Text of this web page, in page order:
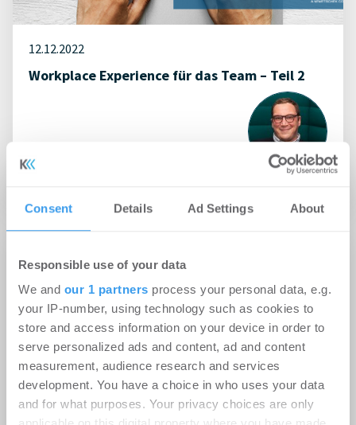
Consent Details Ad Settings About
Responsible use of your data
We and our 1 partners process your personal data, e.g.
your IP-number, using technology such as cookies to
store and access information on your device in order to
serve personalized ads and content, ad and content
measurement, audience research and services
development. You have a choice in who uses your data
and for what purposes. Your privacy choices are only
12.12.2022
Workplace Experience für das Team – Teil 2